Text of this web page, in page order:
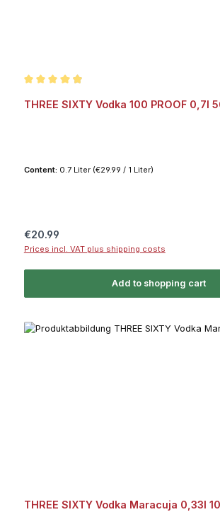
THREE SIXTY Vodka 100 PROOF 0,7l
Content: 0.7 Liter (€29.99 / 1 Liter)
Regular price:
€20.99
Prices incl. VAT plus shipping costs
Add to shopping cart
THREE SIXTY Vodka Maracuja 0,33l